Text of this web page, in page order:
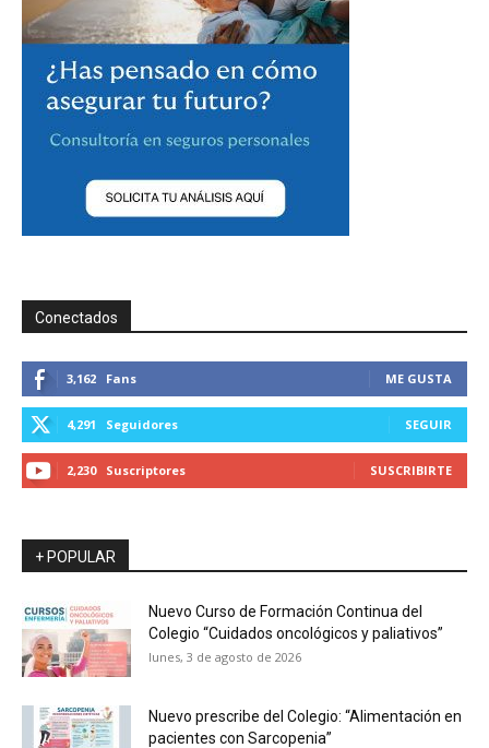
Conectados
3,162 Fans ME GUSTA
4,291 Seguidores SEGUIR
2,230 Suscriptores SUSCRIBIRTE
+ POPULAR
Nuevo Curso de Formación Continua del
Colegio “Cuidados oncológicos y paliativos”
lunes, 3 de agosto de 2026
Nuevo prescribe del Colegio: “Alimentación en
pacientes con Sarcopenia”